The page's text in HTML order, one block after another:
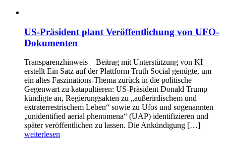
US-Präsident plant Veröffentlichung von UFO-
Dokumenten
Transparenzhinweis – Beitrag mit Unterstützung von KI
erstellt Ein Satz auf der Plattform Truth Social genügte, um
ein altes Faszinations-Thema zurück in die politische
Gegenwart zu katapultieren: US-Präsident Donald Trump
kündigte an, Regierungsakten zu „außerirdischem und
extraterrestrischem Leben“ sowie zu Ufos und sogenannten
„unidentified aerial phenomena“ (UAP) identifizieren und
später veröffentlichen zu lassen. Die Ankündigung […]
weiterlesen